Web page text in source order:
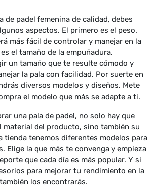
de padel femenina de calidad, debes
aspectos. El primero es el peso.
más fácil de controlar y manejar en la
el tamaño de la empuñadura.
un tamaño que te resulte cómodo y
la pala con facilidad. Por suerte en
diversos modelos y diseños. Mete
el modelo que más se adapte a ti.
una pala de padel, no solo hay que
material del producto, sino también su
tienda tenemos diferentes modelos para
Elige la que más te convenga y empieza
que cada día es más popular. Y si
para mejorar tu rendimiento en la
los encontrarás.